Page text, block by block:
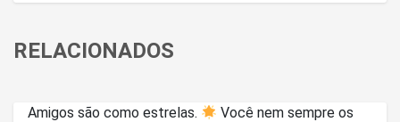
RELACIONADOS
Amigos são como estrelas.
Você nem sempre os